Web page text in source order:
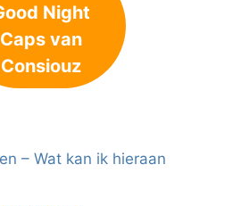
Night
Caps van
Consiouz
– Wat kan ik hieraan